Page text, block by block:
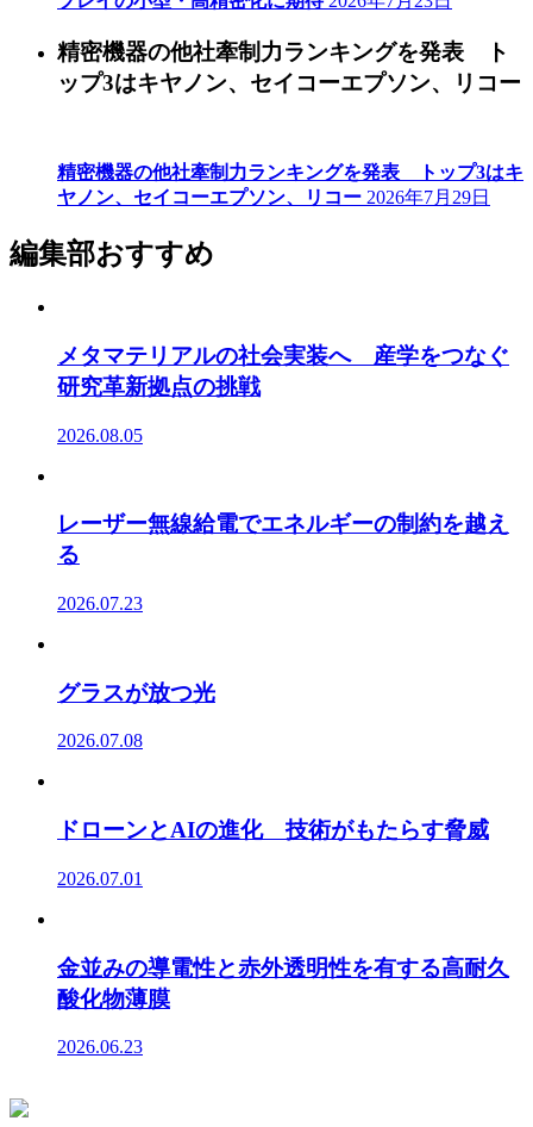
精密機器の他社牽制力ランキングを発表 ト
ップ3はキヤノン、セイコーエプソン、リコー
精密機器の他社牽制力ランキングを発表 トップ3はキ
ヤノン、セイコーエプソン、リコー 2026年7月29日
編集部おすすめ
メタマテリアルの社会実装へ 産学をつなぐ
研究革新拠点の挑戦
2026.08.05
レーザー無線給電でエネルギーの制約を越え
る
2026.07.23
グラスが放つ光
2026.07.08
ドローンとAIの進化 技術がもたらす脅威
2026.07.01
金並みの導電性と赤外透明性を有する高耐久
酸化物薄膜
2026.06.23